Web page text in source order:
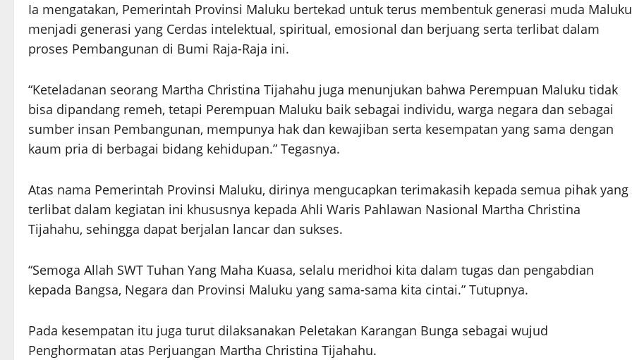
Ia mengatakan, Pemerintah Provinsi Maluku bertekad untuk terus membentuk generasi muda Maluku
menjadi generasi yang Cerdas intelektual, spiritual, emosional dan berjuang serta terlibat dalam
proses Pembangunan di Bumi Raja-Raja ini.
“Keteladanan seorang Martha Christina Tijahahu juga menunjukan bahwa Perempuan Maluku tidak
bisa dipandang remeh, tetapi Perempuan Maluku baik sebagai individu, warga negara dan sebagai
sumber insan Pembangunan, mempunya hak dan kewajiban serta kesempatan yang sama dengan
kaum pria di berbagai bidang kehidupan.” Tegasnya.
Atas nama Pemerintah Provinsi Maluku, dirinya mengucapkan terimakasih kepada semua pihak yang
terlibat dalam kegiatan ini khususnya kepada Ahli Waris Pahlawan Nasional Martha Christina
Tijahahu, sehingga dapat berjalan lancar dan sukses.
“Semoga Allah SWT Tuhan Yang Maha Kuasa, selalu meridhoi kita dalam tugas dan pengabdian
kepada Bangsa, Negara dan Provinsi Maluku yang sama-sama kita cintai.” Tutupnya.
Pada kesempatan itu juga turut dilaksanakan Peletakan Karangan Bunga sebagai wujud
Penghormatan atas Perjuangan Martha Christina Tijahahu.